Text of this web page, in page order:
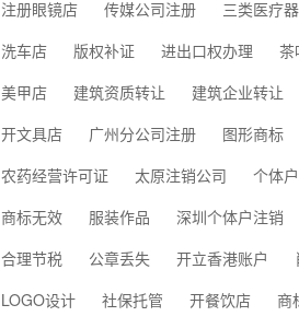
注册眼镜店
传媒公司注册 三类医疗
洗车店
版权补证 进出口权办理 茶
美甲店
建筑资质转让 建筑企业转让
开文具店
广州分公司注册 图形商标
农药经营许可证
太原注销公司 个体
商标无效
服装作品 深圳个体户注销
合理节税
公章丢失 开立香港账户
LOGO设计
社保托管 开餐饮店 商